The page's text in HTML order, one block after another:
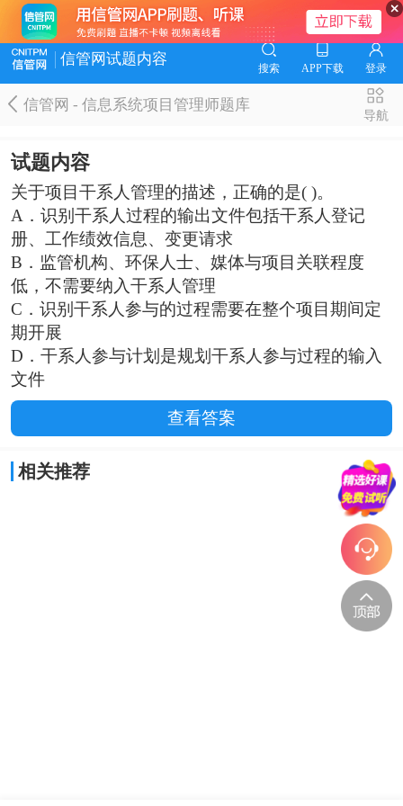
信管网试题内容
搜索 APP下载 登录
信管网 - 信息系统项目管理师题库
导航
试题内容
关于项目干系人管理的描述，正确的是( )。
A．识别干系人过程的输出文件包括干系人登记
册、工作绩效信息、变更请求
B．监管机构、环保人士、媒体与项目关联程度
低，不需要纳入干系人管理
C．识别干系人参与的过程需要在整个项目期间定
期开展
D．干系人参与计划是规划干系人参与过程的输入
文件
查看答案
相关推荐